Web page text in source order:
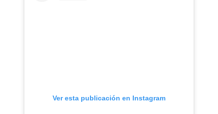
Ver esta publicación en Instagram